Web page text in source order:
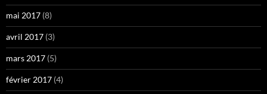
mai 2017 (8)
avril 2017 (3)
mars 2017 (5)
février 2017 (4)